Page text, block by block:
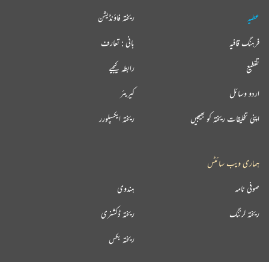
عطیہ
فرہنگ قافیہ
تقطیع
اردو وسائل
اپنی تخلیقات ریختہ کو بھیجیں
ریختہ فاؤنڈیشن
بانی : تعارف
رابطہ کیجیے
کیریئر
ریختہ ایکسپلورر
ہماری ویب سائٹس
ہندوی صوفی نامہ
ریختہ ڈکشنری ریختہ لرننگ
ریختہ بکس